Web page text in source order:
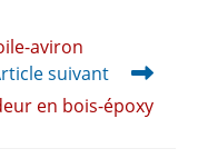
aviron
suivant
en bois-époxy